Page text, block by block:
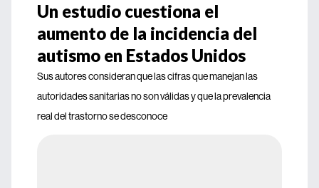
Un estudio cuestiona el
aumento de la incidencia del
autismo en Estados Unidos
Sus autores consideran que las cifras que manejan las
autoridades sanitarias no son válidas y que la prevalencia
real del trastorno se desconoce